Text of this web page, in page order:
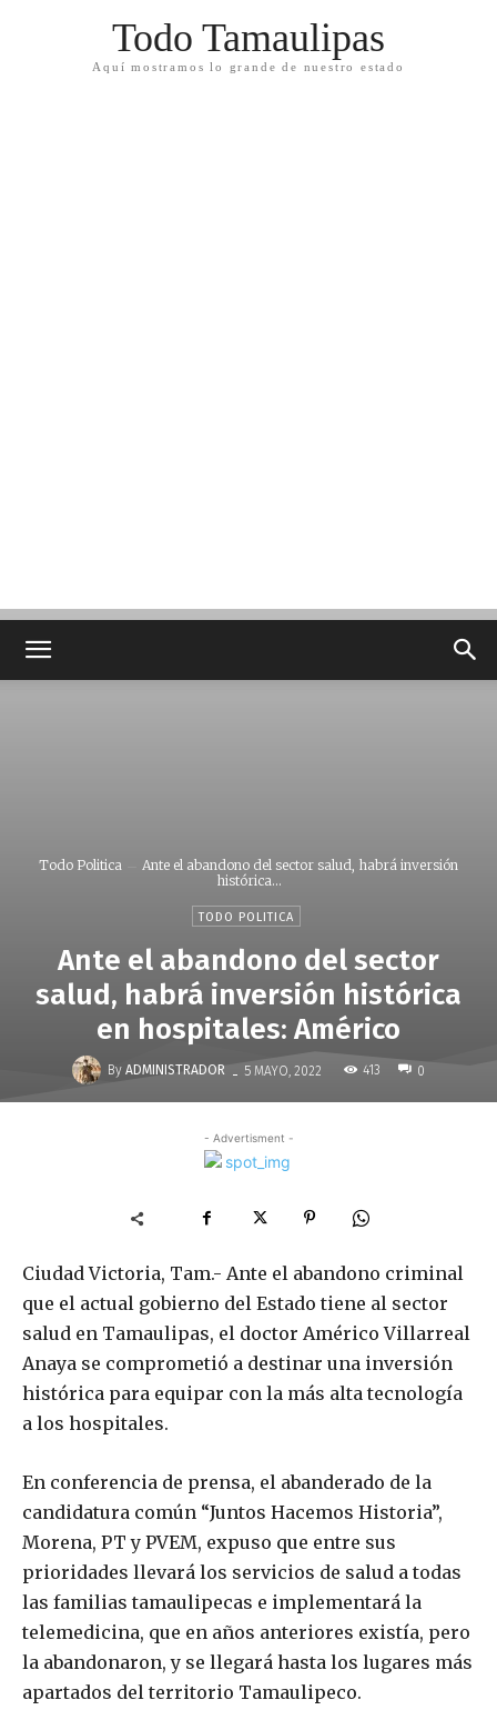
Todo Tamaulipas
Aquí mostramos lo grande de nuestro estado
Todo Politica
Ante el abandono del sector salud, habrá inversión
histórica...
TODO POLITICA
Ante el abandono del sector
salud, habrá inversión histórica
en hospitales: Américo
By ADMINISTRADOR - 5 MAYO, 2022 413 0
- Advertisment -
Ciudad Victoria, Tam.- Ante el abandono criminal
que el actual gobierno del Estado tiene al sector
salud en Tamaulipas, el doctor Américo Villarreal
Anaya se comprometió a destinar una inversión
histórica para equipar con la más alta tecnología
a los hospitales.
En conferencia de prensa, el abanderado de la
candidatura común “Juntos Hacemos Historia”,
Morena, PT y PVEM, expuso que entre sus
prioridades llevará los servicios de salud a todas
las familias tamaulipecas e implementará la
telemedicina, que en años anteriores existía, pero
la abandonaron, y se llegará hasta los lugares más
apartados del territorio Tamaulipeco.